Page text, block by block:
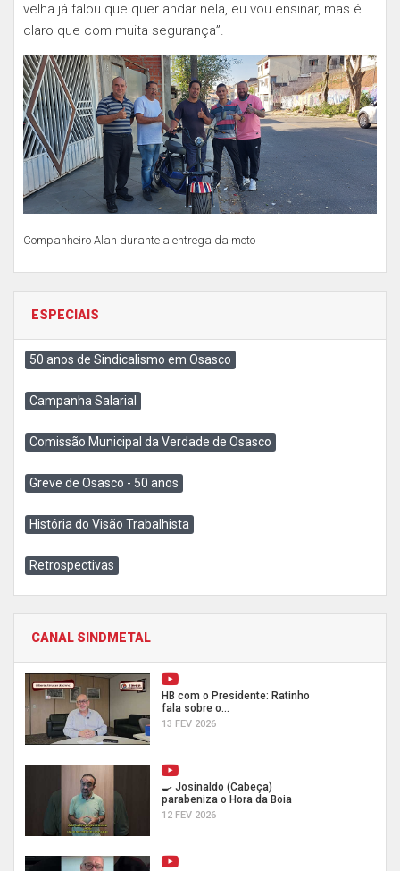
velha já falou que quer andar nela, eu vou ensinar, mas é
claro que com muita segurança”.
Companheiro Alan durante a entrega da moto
ESPECIAIS
50 anos de Sindicalismo em Osasco
Campanha Salarial
Comissão Municipal da Verdade de Osasco
Greve de Osasco - 50 anos
História do Visão Trabalhista
Retrospectivas
CANAL SINDMETAL
HB com o Presidente: Ratinho
fala sobre o...
13 FEV 2026
🍳 Josinaldo (Cabeça)
parabeniza o Hora da Boia
12 FEV 2026